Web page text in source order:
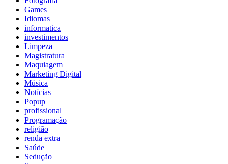
Games
Idiomas
informatica
investimentos
Limpeza
Magistratura
Maquiagem
Marketing Digital
Música
Notícias
Popup
profissional
Programação
religião
renda extra
Saúde
Sedução